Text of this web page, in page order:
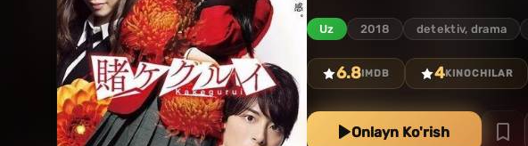
Uz 2018 detektiv, drama
6.8IMDB 4KINOCHILAR
Onlayn Ko'rish